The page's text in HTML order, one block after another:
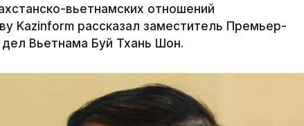
вьетнамских отношений
Kazinform рассказал заместитель Премьер-
Вьетнама Буй Тхань Шон.